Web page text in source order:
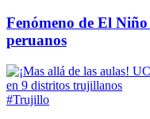
Fenómeno de El
peruanos
#Trujillo